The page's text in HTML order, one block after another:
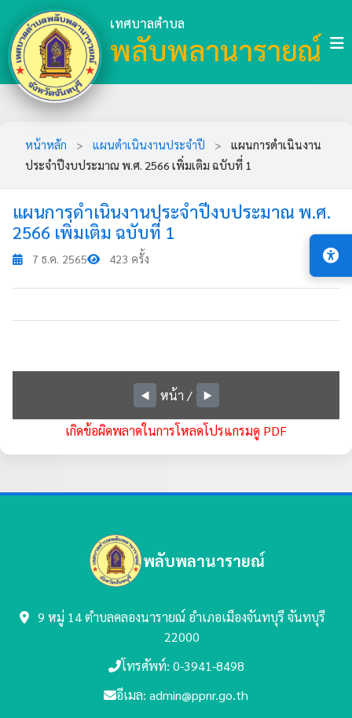
เทศบาลตำบล
พลับพลานารายณ์
หน้าหลัก > แผนดำเนินงานประจำปี >
แผนการดำเนินงาน
ประจำปีงบประมาณ พ.ศ. 2566 เพิ่มเติม ฉบับที่ 1
แผนการดำเนินงานประจำปีงบประมาณ พ.ศ.
2566 เพิ่มเติม ฉบับที่ 1
7 ธ.ค. 2565 423 ครั้ง
◀️ หน้า / ▶️
เกิดข้อผิดพลาดในการโหลดโปรแกรมดู PDF
พลับพลานารายณ์
9 หมู่ 14 ตำบลคลองนารายณ์ อำเภอเมืองจันทบุรี จันทบุรี
22000
โทรศัพท์: 0-3941-8498
อีเมล: admin@ppnr.go.th